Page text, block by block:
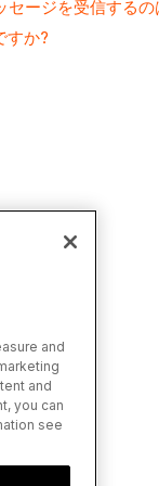
ージを受信するの
すか?
and
and
you can
see